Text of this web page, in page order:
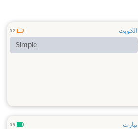
الكويت 0.2
Simple
تيارت 0.8